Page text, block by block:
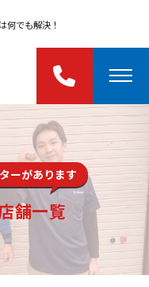
何でも解決！
ーがあります
舗一覧